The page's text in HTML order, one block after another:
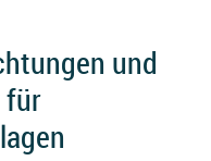
und
für